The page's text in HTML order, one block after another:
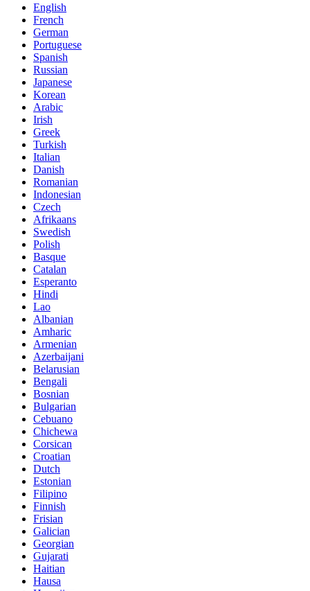
English
French
German
Portuguese
Spanish
Russian
Japanese
Korean
Arabic
Irish
Greek
Turkish
Italian
Danish
Romanian
Indonesian
Czech
Afrikaans
Swedish
Polish
Basque
Catalan
Esperanto
Hindi
Lao
Albanian
Amharic
Armenian
Azerbaijani
Belarusian
Bengali
Bosnian
Bulgarian
Cebuano
Chichewa
Corsican
Croatian
Dutch
Estonian
Filipino
Finnish
Frisian
Galician
Georgian
Gujarati
Haitian
Hausa